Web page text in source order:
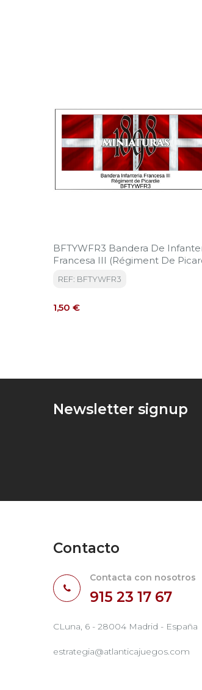
BFTYWFR3 Bandera De
Francesa III (Régiment De
REF: BFTYWFR3
Precio
1,50 €
Newsletter signup
Contacto
Contacta con nosotros
915 23 17 67
CLuna, 6 - 28004 Madrid - España
estrategia@atlanticajuegos.com